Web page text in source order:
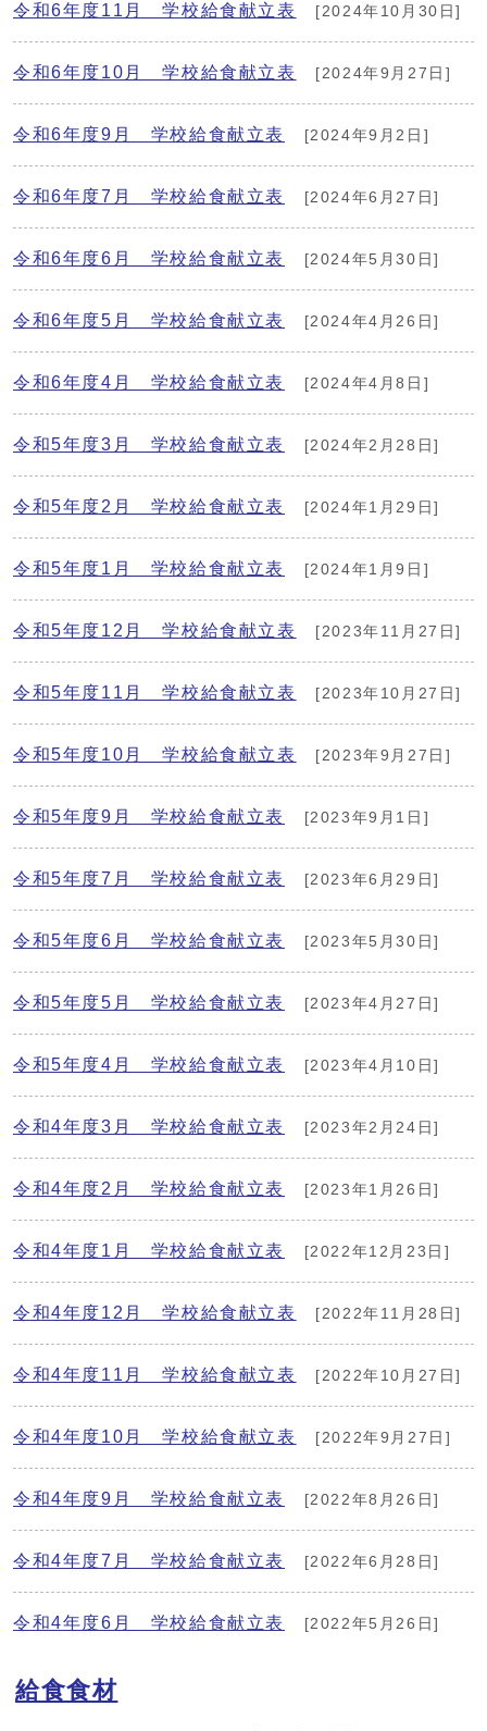
令和6年度11月 学校給食献立表 [2024年10月30日]
令和6年度10月 学校給食献立表 [2024年9月27日]
令和6年度9月 学校給食献立表 [2024年9月2日]
令和6年度7月 学校給食献立表 [2024年6月27日]
令和6年度6月 学校給食献立表 [2024年5月30日]
令和6年度5月 学校給食献立表 [2024年4月26日]
令和6年度4月 学校給食献立表 [2024年4月8日]
令和5年度3月 学校給食献立表 [2024年2月28日]
令和5年度2月 学校給食献立表 [2024年1月29日]
令和5年度1月 学校給食献立表 [2024年1月9日]
令和5年度12月 学校給食献立表 [2023年11月27日]
令和5年度11月 学校給食献立表 [2023年10月27日]
令和5年度10月 学校給食献立表 [2023年9月27日]
令和5年度9月 学校給食献立表 [2023年9月1日]
令和5年度7月 学校給食献立表 [2023年6月29日]
令和5年度6月 学校給食献立表 [2023年5月30日]
令和5年度5月 学校給食献立表 [2023年4月27日]
令和5年度4月 学校給食献立表 [2023年4月10日]
令和4年度3月 学校給食献立表 [2023年2月24日]
令和4年度2月 学校給食献立表 [2023年1月26日]
令和4年度1月 学校給食献立表 [2022年12月23日]
令和4年度12月 学校給食献立表 [2022年11月28日]
令和4年度11月 学校給食献立表 [2022年10月27日]
令和4年度10月 学校給食献立表 [2022年9月27日]
令和4年度9月 学校給食献立表 [2022年8月26日]
令和4年度7月 学校給食献立表 [2022年6月28日]
令和4年度6月 学校給食献立表 [2022年5月26日]
給食食材